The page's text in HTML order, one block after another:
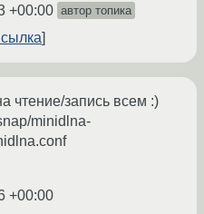
+00:00 автор топика
чтение/запись всем :)
minidlna-
+00:00